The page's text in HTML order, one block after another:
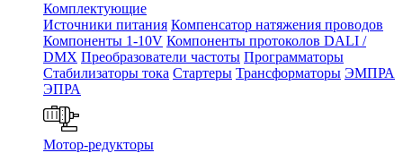
Комплектующие
Источники питания Компенсатор натяжения проводов
Компоненты 1-10V Компоненты протоколов DALI /
DMX Преобразователи частоты Программаторы
Стабилизаторы тока Стартеры Трансформаторы ЭМПРА
ЭПРА
Мотор-редукторы